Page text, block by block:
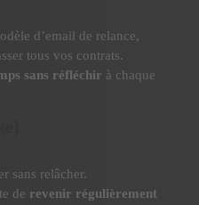
d’email de relance,
tous vos contrats.
sans réfléchir à chaque
sans relâcher.
de revenir régulièrement